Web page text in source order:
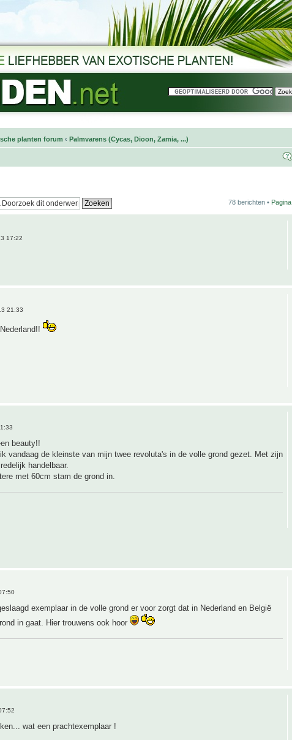
planten forum ‹ Palmvarens (Cycas, Dioon, Zamia, ...)
78 berichten • Pagina
17:22
21:33
beauty!!
vandaag de kleinste van mijn twee revoluta's in de volle grond gezet. Met zijn
handelbaar.
met 60cm stam de grond in.
exemplaar in de volle grond er voor zorgt dat in Nederland en België
in gaat. Hier trouwens ook hoor
wat een prachtexemplaar !